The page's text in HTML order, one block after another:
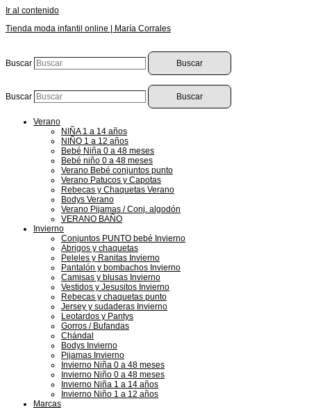
Ir al contenido
Tienda moda infantil online | María Corrales
Buscar Buscar
Buscar Buscar
Verano
NIÑA 1 a 14 años
NIÑO 1 a 12 años
Bebé Niña 0 a 48 meses
Bebé niño 0 a 48 meses
Verano Bebé conjuntos punto
Verano Patucos y Capotas
Rebecas y Chaquetas Verano
Bodys Verano
Verano Pijamas / Conj. algodón
VERANO BAÑO
Invierno
Conjuntos PUNTO bebé Invierno
Abrigos y chaquetas
Peleles y Ranitas Invierno
Pantalón y bombachos Invierno
Camisas y blusas Invierno
Vestidos y Jesusitos Invierno
Rebecas y chaquetas punto
Jersey y sudaderas Invierno
Leotardos y Pantys
Gorros / Bufandas
Chándal
Bodys Invierno
Pijamas Invierno
Invierno Niña 0 a 48 meses
Invierno Niño 0 a 48 meses
Invierno Niña 1 a 14 años
Invierno Niño 1 a 12 años
Marcas